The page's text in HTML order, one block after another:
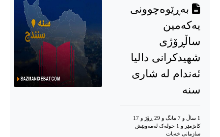
بەڕێوەچوونی
یەکەمین
ساڵڕۆژی
شهیدکرانی دالیا
ئەندام لە شاری
سنە
1 ساڵ و 7 مانگ و 29 ڕۆژ و 17
کاتژمێر و 1 خوله‌ک له‌مه‌وپێش‌
سازمانی خەبات